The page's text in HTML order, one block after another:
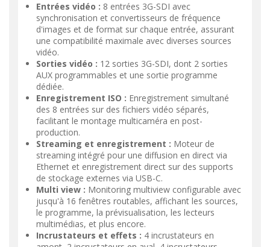
Entrées vidéo : 8 entrées 3G-SDI avec
synchronisation et convertisseurs de fréquence
d'images et de format sur chaque entrée, assurant
une compatibilité maximale avec diverses sources
vidéo.
Sorties vidéo : 12 sorties 3G-SDI, dont 2 sorties
AUX programmables et une sortie programme
dédiée.
Enregistrement ISO : Enregistrement simultané
des 8 entrées sur des fichiers vidéo séparés,
facilitant le montage multicaméra en post-
production.
Streaming et enregistrement : Moteur de
streaming intégré pour une diffusion en direct via
Ethernet et enregistrement direct sur des supports
de stockage externes via USB-C.
Multi view : Monitoring multiview configurable avec
jusqu'à 16 fenêtres routables, affichant les sources,
le programme, la prévisualisation, les lecteurs
multimédias, et plus encore.
Incrustateurs et effets : 4 incrustateurs en